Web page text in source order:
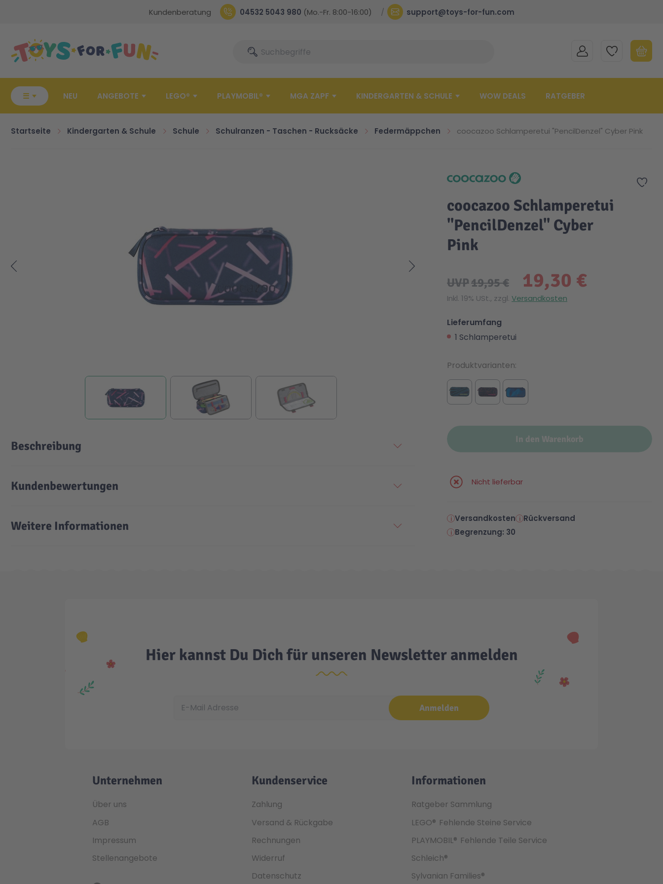
Kundenberatung 04532 5043 980 (Mo.-Fr. 8:00-16:00) support@toys-for-fun.com
SucheSuche MEIN KONTOMEINE WUNSCHLISTE
☰ NEU ANGEBOTE LEGO® PLAYMOBIL® MGA ZAPF KINDERGARTEN & SCHULE WOW DEALS RATGEBER
Startseite Kindergarten & Schule Schule Schulranzen - Taschen - Rucksäcke Federmäppchen coocazoo Schlamperetui "PencilDenzel" Cyber Pink
Zur
coocazoo Schlamperetui
"PencilDenzel" Cyber
Pink
19,30 €
UVP19,95 €
Inkl. 19% USt., zzgl. Versandkosten
Lieferumfang
1 Schlamperetui
In den Warenkorb
Nicht lieferbar
Produktvarianten
Versandkosten
Rückversand
Begrenzung: 30
Beschreibung
Kundenbewertungen
Weitere Informationen
Hier kannst Du Dich für unseren Newsletter anmelden
Anmelden
Unternehmen
Über uns
AGB
Impressum
Stellenangebote
Kundenservice
Zahlung
Versand & Rückgabe
Rechnungen
Widerruf
Datenschutz
Informationen
Ratgeber Sammlung
LEGO® Fehlende Steine Service
PLAYMOBIL® Fehlende Teile Service
Schleich®
Sylvanian Families®